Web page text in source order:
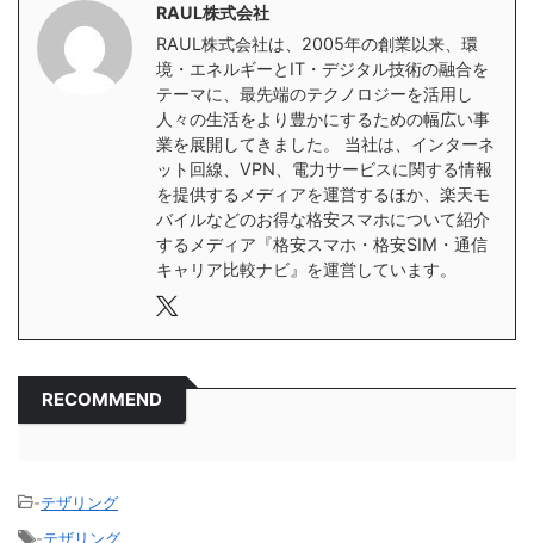
RAUL株式会社
RAUL株式会社は、2005年の創業以来、環
境・エネルギーとIT・デジタル技術の融合を
テーマに、最先端のテクノロジーを活用し
人々の生活をより豊かにするための幅広い事
業を展開してきました。 当社は、インターネ
ット回線、VPN、電力サービスに関する情報
を提供するメディアを運営するほか、楽天モ
バイルなどのお得な格安スマホについて紹介
するメディア『格安スマホ・格安SIM・通信
キャリア比較ナビ』を運営しています。
RECOMMEND
-テザリング
-テザリング